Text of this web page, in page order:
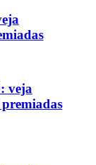
veja